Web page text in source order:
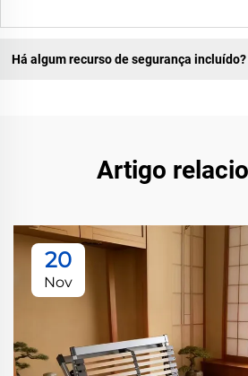
Há algum recurso de segurança incluído?
Artigo
20
Nov